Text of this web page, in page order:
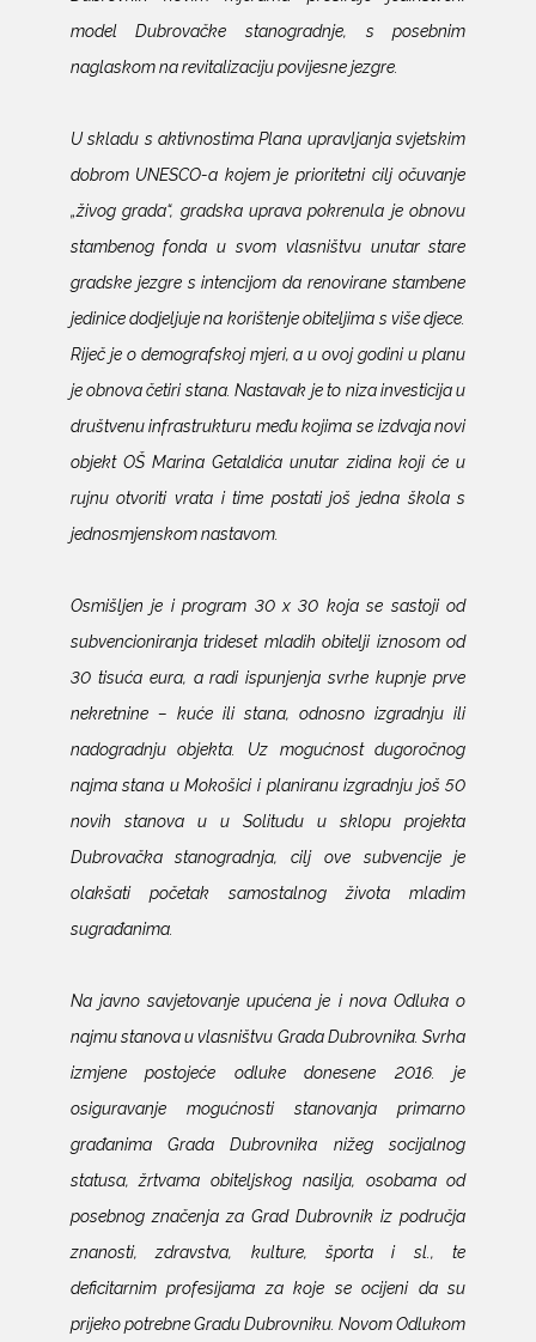
model Dubrovačke stanogradnje, s posebnim
naglaskom na revitalizaciju povijesne jezgre.
U skladu s aktivnostima Plana upravljanja svjetskim
dobrom UNESCO-a kojem je prioritetni cilj očuvanje
„živog grada“, gradska uprava pokrenula je obnovu
stambenog fonda u svom vlasništvu unutar stare
gradske jezgre s intencijom da renovirane stambene
jedinice dodjeljuje na korištenje obiteljima s više djece.
Riječ je o demografskoj mjeri, a u ovoj godini u planu
je obnova četiri stana. Nastavak je to niza investicija u
društvenu infrastrukturu među kojima se izdvaja novi
objekt OŠ Marina Getaldića unutar zidina koji će u
rujnu otvoriti vrata i time postati još jedna škola s
jednosmjenskom nastavom.
Osmišljen je i program 30 x 30 koja se sastoji od
subvencioniranja trideset mladih obitelji iznosom od
30 tisuća eura, a radi ispunjenja svrhe kupnje prve
nekretnine – kuće ili stana, odnosno izgradnju ili
nadogradnju objekta. Uz mogućnost dugoročnog
najma stana u Mokošici i planiranu izgradnju još 50
novih stanova u u Solitudu u sklopu projekta
Dubrovačka stanogradnja, cilj ove subvencije je
olakšati početak samostalnog života mladim
sugrađanima.
Na javno savjetovanje upućena je i nova Odluka o
najmu stanova u vlasništvu Grada Dubrovnika. Svrha
izmjene postojeće odluke donesene 2016. je
osiguravanje mogućnosti stanovanja primarno
građanima Grada Dubrovnika nižeg socijalnog
statusa, žrtvama obiteljskog nasilja, osobama od
posebnog značenja za Grad Dubrovnik iz područja
znanosti, zdravstva, kulture, športa i sl., te
deficitarnim profesijama za koje se ocijeni da su
prijeko potrebne Gradu Dubrovniku. Novom Odlukom